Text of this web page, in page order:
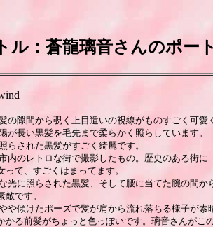
ル： 蒼龍璃音さんのポ
の隙間から覗く上目遣いの視線がものすごく可愛
長い黒髪を毛先まで柔らかく照らしています。
された黒髪がすごく綺麗です。
内のレトロな街で撮影したもの。歴史のある街に
って、すごくはまってます。
光に照らされた黒髪、そして腰に当てた腕の間か
です。
や傾けたポーズで髪が肩から流れ落ちる様子が素
かる前髪がちょっと色っぽいです。璃音さんがこ